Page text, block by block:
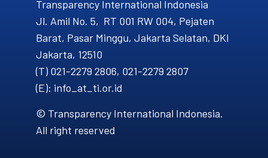
Transparency International Indonesia
Jl. Amil No. 5, RT 001 RW 004, Pejaten
Barat, Pasar Minggu, Jakarta Selatan, DKI
Jakarta, 12510
(T) 021-2279 2806, 021-2279 2807
(E): info_at_ti.or.id
© Transparency International Indonesia.
All right reserved